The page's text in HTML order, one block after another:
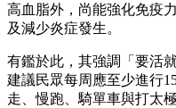
高血脂外，尚能強化免疫
及減少炎症發生。
有鑑於此，其強調「要活
建議民眾每周應至少進行
走、慢跑、騎單車與打太